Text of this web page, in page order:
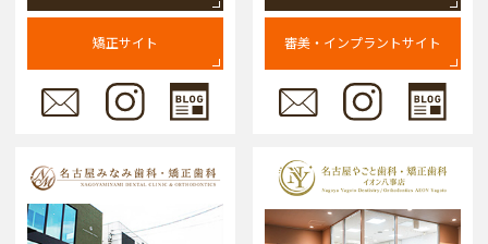
矯正サイト 審美・インプラントサイト